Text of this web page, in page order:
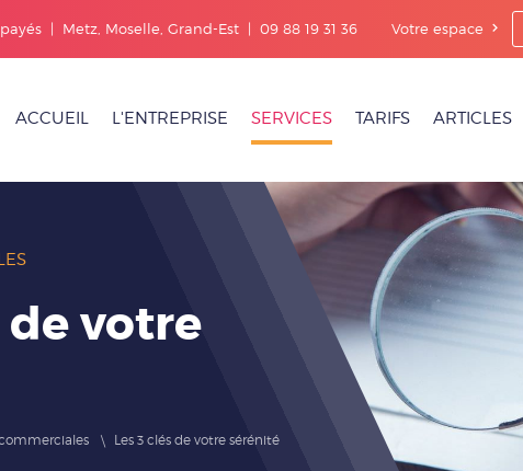
| Metz, Moselle, Grand-Est | 09 88 19 31 36 Votre espace
ACCUEIL L'ENTREPRISE SERVICES TARIFS ARTICLES
de votre
Les 3 clés de votre sérénité